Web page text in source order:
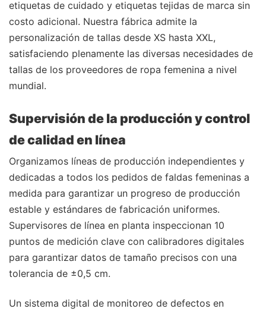
etiquetas de cuidado y etiquetas tejidas de marca sin
costo adicional. Nuestra fábrica admite la
personalización de tallas desde XS hasta XXL,
satisfaciendo plenamente las diversas necesidades de
tallas de los proveedores de ropa femenina a nivel
mundial.
Supervisión de la producción y control
de calidad en línea
Organizamos líneas de producción independientes y
dedicadas a todos los pedidos de faldas femeninas a
medida para garantizar un progreso de producción
estable y estándares de fabricación uniformes.
Supervisores de línea en planta inspeccionan 10
puntos de medición clave con calibradores digitales
para garantizar datos de tamaño precisos con una
tolerancia de ±0,5 cm.
Un sistema digital de monitoreo de defectos en